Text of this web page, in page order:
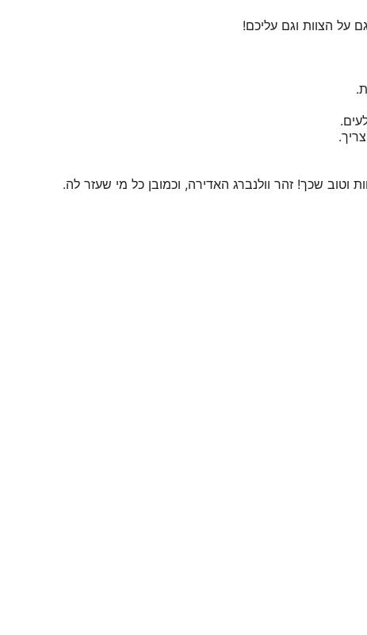
על הצוות וגם עליכם!
שכך! זהר וולנברג האדירה, וכמובן כל מי שעזר לה.